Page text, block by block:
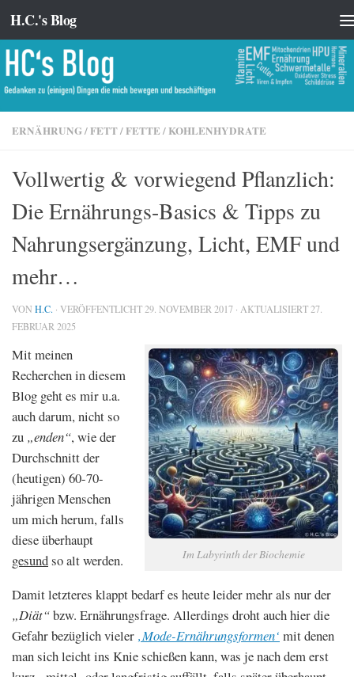
Zum Inhalt springen
H.C.'s Blog
ERNÄHRUNG/FETT/FETTE/ KOHLENHYDRATE
Vollwertig & vorwiegend Pflanzlich:
Die Ernährungs-Basics & Tipps zu
Nahrungsergänzung, Licht, EMF und
mehr…
VON H.C. · VERÖFFENTLICHT 29. NOVEMBER 2017 · AKTUALISIERT 27.
FEBRUAR 2025
Im Labyrinth der Biochemie
Mit meinen
Recherchen in diesem
Blog geht es mir u.a.
auch darum, nicht so
zu „enden“, wie der
Durchschnitt der
(heutigen) 60-70-
jährigen Menschen
um mich herum, falls
diese überhaupt
gesundso alt werden.
Damit letzteres klappt bedarf es heute leider mehr als nur der
„Diät“bzw. Ernährungsfrage. Allerdings droht auch hier die
Gefahr bezüglich vieler ‚Mode-Ernährungsformen‘ mit denen
man sich leicht ins Knie schießen kann, was je nach dem erst